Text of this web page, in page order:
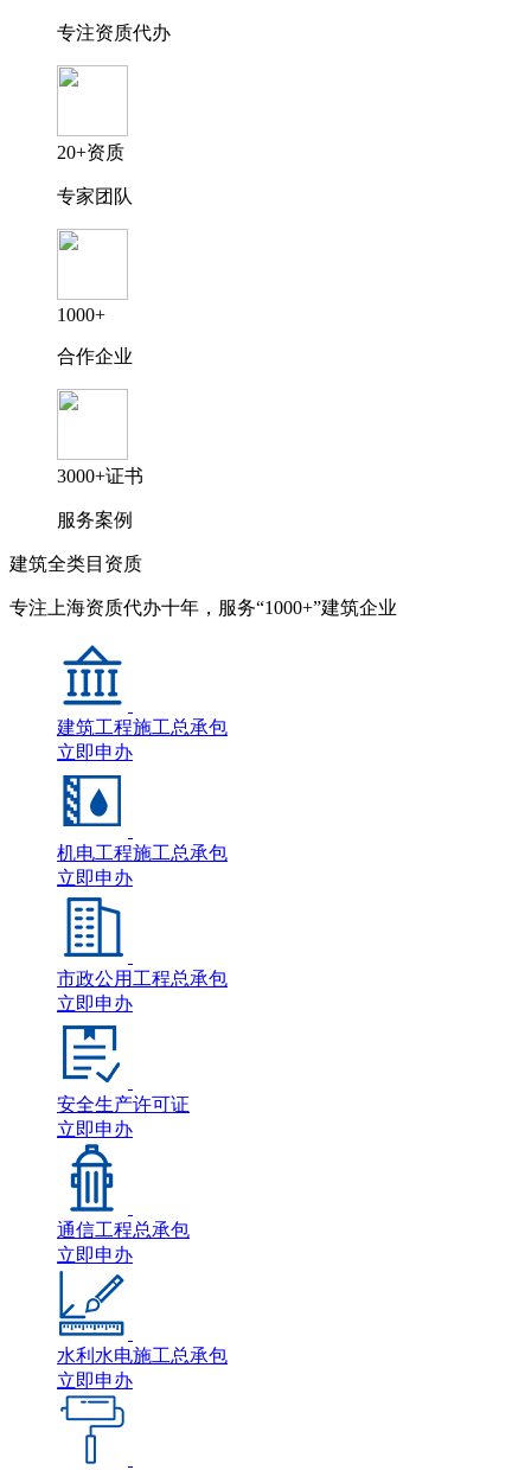
专注资质代办
20+资质
专家团队
1000+
合作企业
3000+证书
服务案例
建筑全类目资质
专注上海资质代办十年，服务“1000+”建筑企业
建筑工程施工总承包
立即申办
机电工程施工总承包
立即申办
市政公用工程总承包
立即申办
安全生产许可证
立即申办
通信工程总承包
立即申办
水利水电施工总承包
立即申办